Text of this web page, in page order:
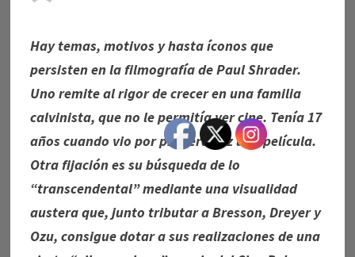
Hay temas, motivos y hasta íconos que
persisten en la filmografía de Paul Shrader.
Uno remite al rigor de crecer en una familia
calvinista, que no le permitía ver cine. Tenía 17
años cuando vio por primera vez una película.
Otra fijación es su búsqueda de lo
“transcendental” mediante una visualidad
austera que, junto tributar a Bresson, Dreyer y
Ozu, consigue dotar a sus realizaciones de una